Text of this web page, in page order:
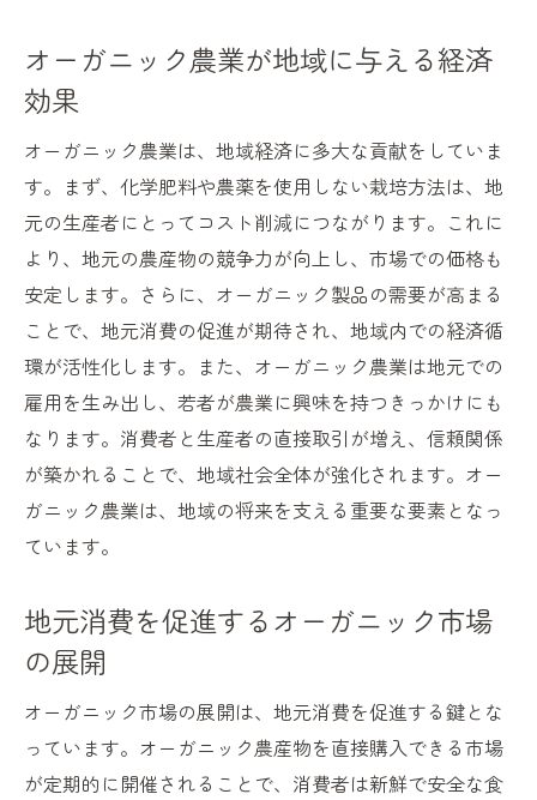
オーガニック農業が地域に与える経済
効果
オーガニック農業は、地域経済に多大な貢献をしていま
す。まず、化学肥料や農薬を使用しない栽培方法は、地
元の生産者にとってコスト削減につながります。これに
より、地元の農産物の競争力が向上し、市場での価格も
安定します。さらに、オーガニック製品の需要が高まる
ことで、地元消費の促進が期待され、地域内での経済循
環が活性化します。また、オーガニック農業は地元での
雇用を生み出し、若者が農業に興味を持つきっかけにも
なります。消費者と生産者の直接取引が増え、信頼関係
が築かれることで、地域社会全体が強化されます。オー
ガニック農業は、地域の将来を支える重要な要素となっ
ています。
地元消費を促進するオーガニック市場
の展開
オーガニック市場の展開は、地元消費を促進する鍵とな
っています。オーガニック農産物を直接購入できる市場
が定期的に開催されることで、消費者は新鮮で安全な食